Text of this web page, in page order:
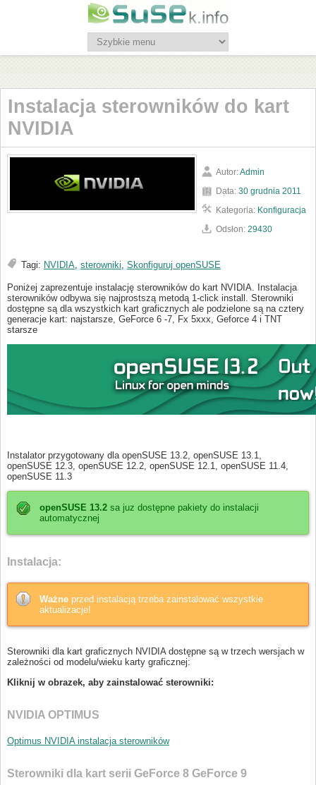
Instalacja sterowników do kart
NVIDIA
Autor:Admin
Data:30 grudnia 2011
Kategoria: Konfiguracja
Odsłon:29430
Tagi: NVIDIA, sterowniki, Skonfiguruj openSUSE
Poniżej zaprezentuje instalację sterowników do kart NVIDIA. Instalacja
sterowników odbywa się najprostszą metodą 1-click install. Sterowniki
dostępne są dla wszystkich kart graficznych ale podzielone są na cztery
generacje kart: najstarsze, GeForce 6 -7, Fx 5xxx, Geforce 4 i TNT
starsze
Instalator przygotowany dla openSUSE 13.2, openSUSE 13.1,
openSUSE 12.3, openSUSE 12.2, openSUSE 12.1, openSUSE 11.4,
openSUSE 11.3
openSUSE 13.2sa juz dostępne pakiety do instalacji
automatycznej
Instalacja:
Ważneprzed instalacją trzeba zainstalować wszystkie
aktualizacje!
Sterowniki dla kart graficznych NVIDIA dostępne są w trzech wersjach w
zależności od modelu/wieku karty graficznej:
Kliknij w obrazek, aby zainstalować sterowniki:
NVIDIA OPTIMUS
Optimus NVIDIA instalacja sterowników
Sterowniki dla kart serii GeForce 8 GeForce 9